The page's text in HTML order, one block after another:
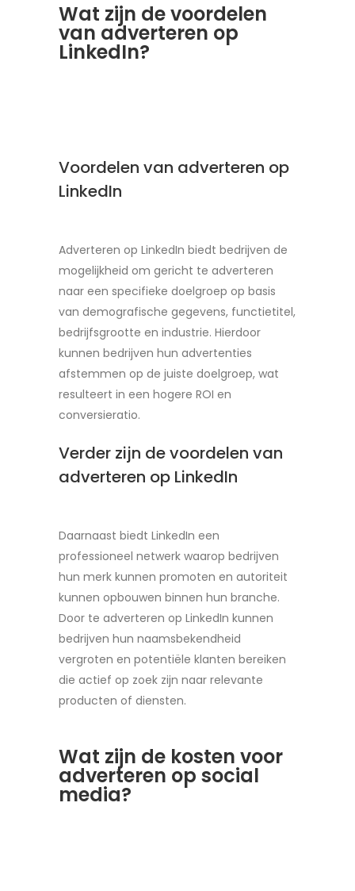
Wat zijn de voordelen
van adverteren op
LinkedIn?
Voordelen van adverteren op
LinkedIn
Adverteren op LinkedIn biedt bedrijven de
mogelijkheid om gericht te adverteren
naar een specifieke doelgroep op basis
van demografische gegevens, functietitel,
bedrijfsgrootte en industrie. Hierdoor
kunnen bedrijven hun advertenties
afstemmen op de juiste doelgroep, wat
resulteert in een hogere ROI en
conversieratio.
Verder zijn de voordelen van
adverteren op LinkedIn
Daarnaast biedt LinkedIn een
professioneel netwerk waarop bedrijven
hun merk kunnen promoten en autoriteit
kunnen opbouwen binnen hun branche.
Door te adverteren op LinkedIn kunnen
bedrijven hun naamsbekendheid
vergroten en potentiële klanten bereiken
die actief op zoek zijn naar relevante
producten of diensten.
Wat zijn de kosten voor
adverteren op social
media?